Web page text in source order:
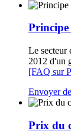
Principe
Le secteur
2012 d'un
[FAQ sur
Envoyer
Prix du